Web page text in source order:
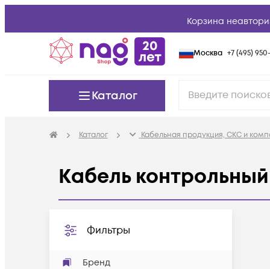
Корзина
Москва +7 (495) 950-
Каталог
Каталог Кабельная продукция, СКС и
Кабель
Фильтры
Бренд